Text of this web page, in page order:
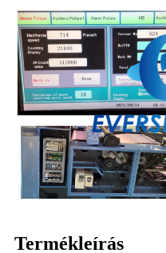
Termékleírás